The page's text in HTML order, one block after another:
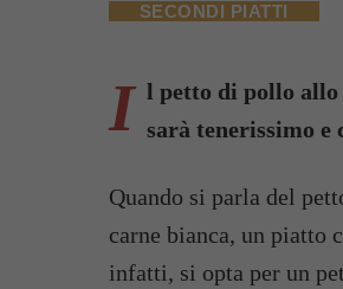
SECONDI PIATTI
I l petto di pollo allo
sarà tenerissimo e
Quando si parla del
carne bianca, un piatto
infatti, si opta per un